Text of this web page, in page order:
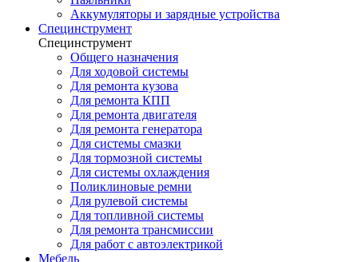
Аккумуляторы и зарядные устройства
Специнструмент
Специнструмент
Общего назначения
Для ходовой системы
Для ремонта кузова
Для ремонта КПП
Для ремонта двигателя
Для ремонта генератора
Для системы смазки
Для тормозной системы
Для системы охлаждения
Поликлиновые ремни
Для рулевой системы
Для топливной системы
Для ремонта трансмиссии
Для работ с автоэлектрикой
Мебель